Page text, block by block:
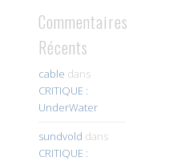
Commentaires
Récents
cable dans
CRITIQUE :
UnderWater
sundvold dans
CRITIQUE :